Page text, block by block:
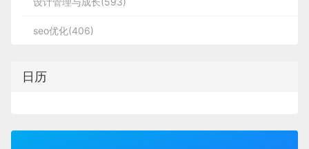
seo优化(406)
日历